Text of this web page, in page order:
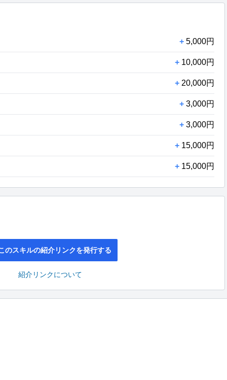
+ 5,000円
+ 10,000円
+ 20,000円
+ 3,000円
+ 3,000円
+ 15,000円
+ 15,000円
のスキルの紹介リンクを発行する
紹介リンクについて